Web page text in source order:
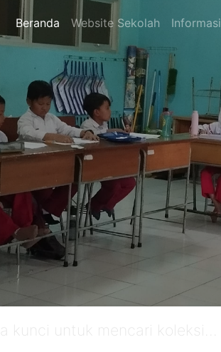
Beranda Website Sekolah Informasi